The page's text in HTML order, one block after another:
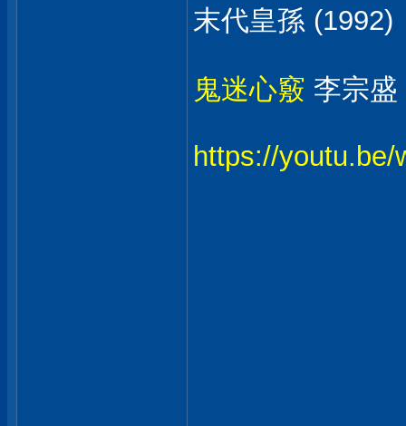
末代皇孫 (1992)
鬼迷心竅 李宗盛
https://youtu.be/